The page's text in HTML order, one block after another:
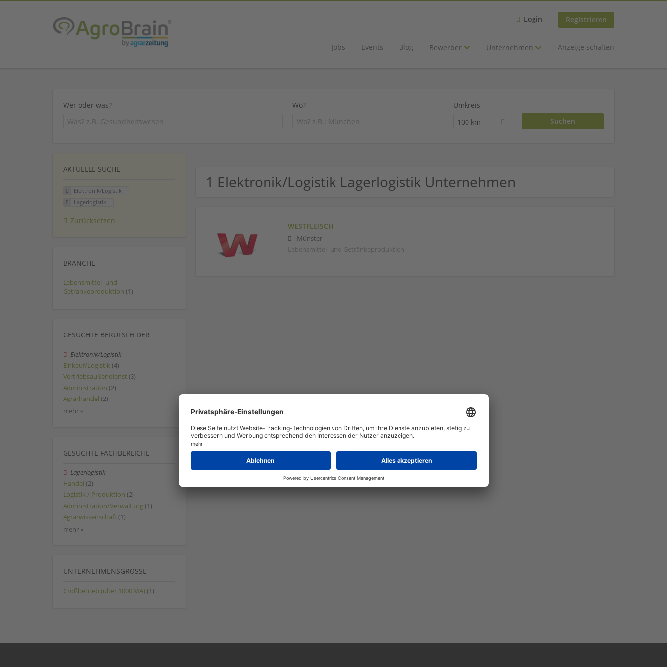
Login Registrieren
Jobs Events Blog Bewerber Unternehmen Anzeige schalten
Wer oder was? Wo?
Umkreis
100 km
1 Elektronik/Logistik Lagerlogistik Unternehmen
WESTFLEISCH
Münster
Lebensmittel- und Getränkeproduktion
AKTUELLE SUCHE
Elektronik/Logistik
Lagerlogistik
Zurücksetzen
BRANCHE
Lebensmittel- und
Getränkeproduktion (1)
GESUCHTE BERUFSFELDER
Elektronik/Logistik
Einkauf/Logistik (4)
Vertriebsaußendienst (3)
Administration (2)
Agrarhandel (2)
mehr »
GESUCHTE FACHBEREICHE
Lagerlogistik
Handel (2)
Logistik / Produktion (2)
Administration/Verwaltung (1)
Agrarwissenschaft (1)
mehr »
UNTERNEHMENSGRÖSSE
Großbetrieb (über 1000 MA) (1)